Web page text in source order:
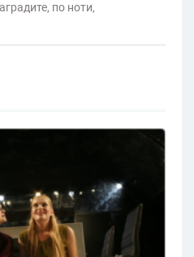
, по ноти,